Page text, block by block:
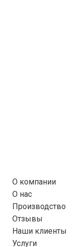
О компании
О нас
Производство
Отзывы
Наши клиенты
Услуги